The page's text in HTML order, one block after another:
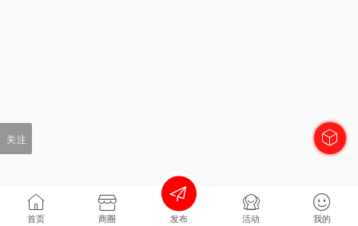
首页 商圈 发布 活动 我的
关注